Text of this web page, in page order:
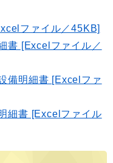
ファイル／45KB]
書 [Excelファイル／
備明細書 [Excelファ
細書 [Excelファイル